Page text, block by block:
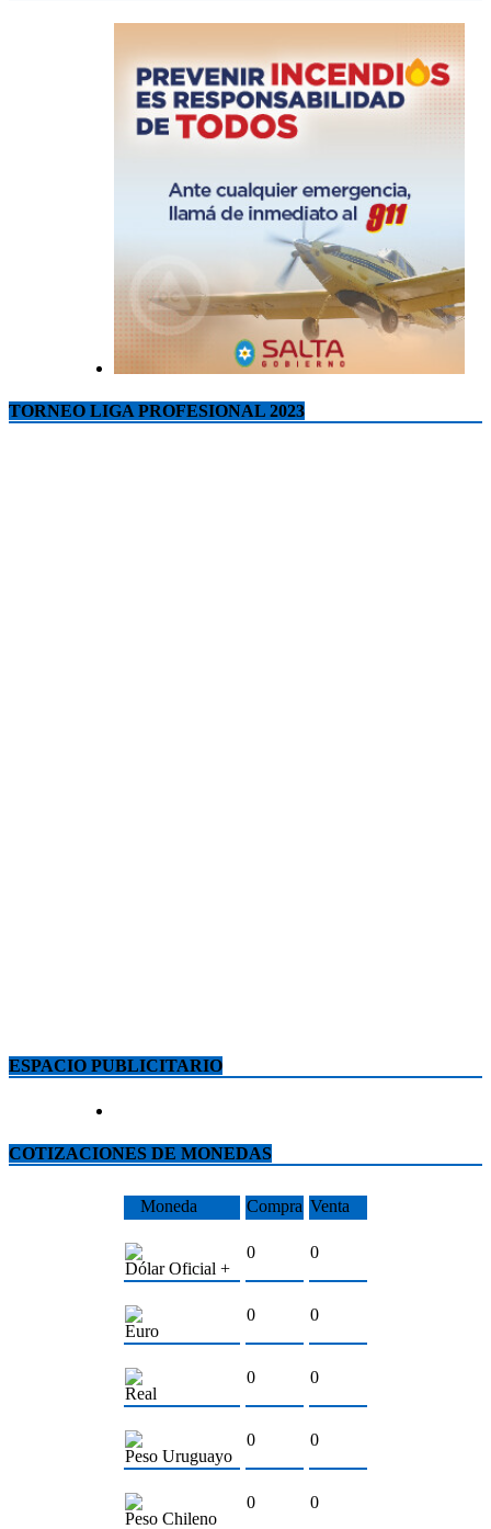
TORNEO LIGA PROFESIONAL 2023
ESPACIO PUBLICITARIO
COTIZACIONES DE MONEDAS
Moneda Compra Venta
Dólar Oficial +
0 0
Euro
0 0
Real
0 0
Peso Uruguayo
0 0
Peso Chileno
0 0